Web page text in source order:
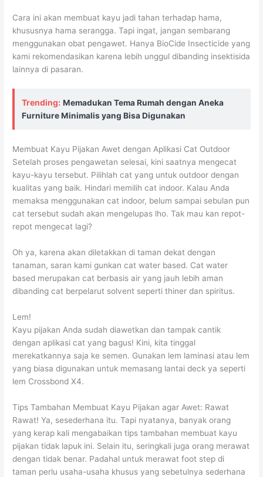
Cara ini akan membuat kayu jadi tahan terhadap hama,
khususnya hama serangga. Tapi ingat, jangan sembarang
menggunakan obat pengawet. Hanya BioCide Insecticide yang
kami rekomendasikan karena lebih unggul dibanding insektisida
lainnya di pasaran.
Trending: Memadukan Tema Rumah dengan Aneka
Furniture Minimalis yang Bisa Digunakan
Membuat Kayu Pijakan Awet dengan Aplikasi Cat Outdoor
Setelah proses pengawetan selesai, kini saatnya mengecat
kayu-kayu tersebut. Pilihlah cat yang untuk outdoor dengan
kualitas yang baik. Hindari memilih cat indoor. Kalau Anda
memaksa menggunakan cat indoor, belum sampai sebulan pun
cat tersebut sudah akan mengelupas lho. Tak mau kan repot-
repot mengecat lagi?
Oh ya, karena akan diletakkan di taman dekat dengan
tanaman, saran kami gunkan cat water based. Cat water
based merupakan cat berbasis air yang jauh lebih aman
dibanding cat berpelarut solvent seperti thiner dan spiritus.
Lem!
Kayu pijakan Anda sudah diawetkan dan tampak cantik
dengan aplikasi cat yang bagus! Kini, kita tinggal
merekatkannya saja ke semen. Gunakan lem laminasi atau lem
yang biasa digunakan untuk memasang lantai deck ya seperti
lem Crossbond X4.
Tips Tambahan Membuat Kayu Pijakan agar Awet: Rawat
Rawat! Ya, sesederhana itu. Tapi nyatanya, banyak orang
yang kerap kali mengabaikan tips tambahan membuat kayu
pijakan tidak lapuk ini. Selain itu, seringkali juga orang merawat
dengan tidak benar. Padahal untuk merawat foot step di
taman perlu usaha-usaha khusus yang sebetulnya sederhana